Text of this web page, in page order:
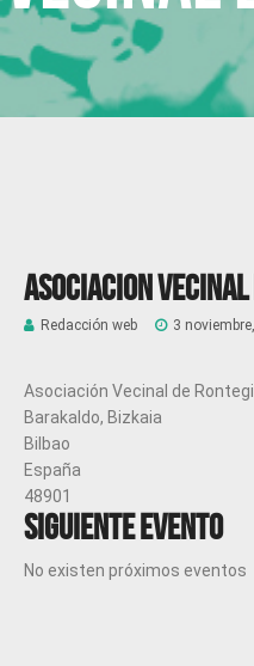
Asociacion vecinal
Redacción web 3
Asociación Vecinal de
Barakaldo, Bizkaia
Bilbao
España
48901
Siguiente evento
No existen próximos eventos